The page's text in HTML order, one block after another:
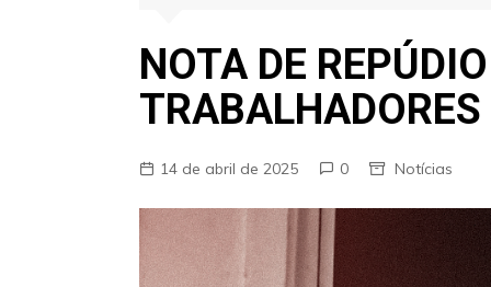
NOTA DE
14 de abril de 2025 0 Notícias